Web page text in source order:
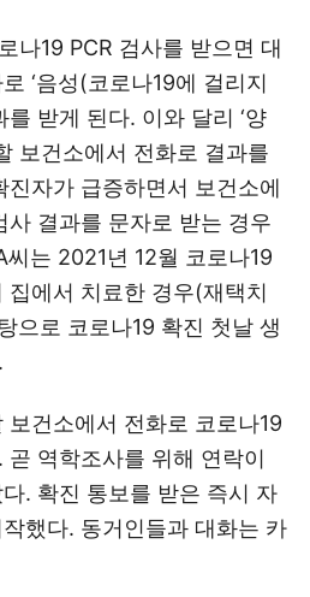
나19 PCR 검사를 받으면 대
‘음성(코로나19에 걸리지
를 받게 된다. 이와 달리 ‘양
보건소에서 전화로 결과를
자가 급증하면서 보건소에
사 결과를 문자로 받는 경우
씨는 2021년 12월 코로나19
에서 치료한 경우(재택치
으로 코로나19 확진 첫날 생
보건소에서 전화로 코로나19
역학조사를 위해 연락이
. 확진 통보를 받은 즉시 자
했다. 동거인들과 대화는 카